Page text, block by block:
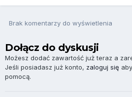
Brak komentarzy do wyświetlenia
Dołącz do dyskusji
Możesz dodać zawartość już teraz a
Jeśli posiadasz już konto, zaloguj się
pomocą.